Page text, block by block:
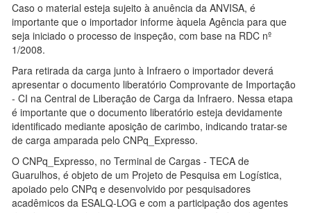
Caso o material esteja sujeito à anuência da ANVISA, é
importante que o importador informe àquela Agência para que
seja iniciado o processo de inspeção, com base na RDC nº
1/2008.
Para retirada da carga junto à Infraero o importador deverá
apresentar o documento liberatório Comprovante de Importação
- CI na Central de Liberação de Carga da Infraero. Nessa etapa
é importante que o documento liberatório esteja devidamente
identificado mediante aposição de carimbo, indicando tratar-se
de carga amparada pelo CNPq_Expresso.
O CNPq_Expresso, no Terminal de Cargas - TECA de
Guarulhos, é objeto de um Projeto de Pesquisa em Logística,
apoiado pelo CNPq e desenvolvido por pesquisadores
acadêmicos da ESALQ-LOG e com a participação dos agentes